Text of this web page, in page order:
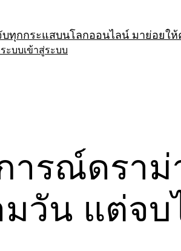
บทุกกระแสบนโลกออนไลน์ มาย่อยใ
ะบบเข้าสู่ระบบ
ารณ์ดราม่
วัน แต่จบ